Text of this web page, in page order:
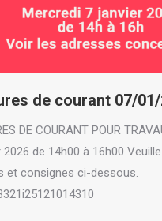
de courant 07/
DE COURANT POUR
2026 de 14h00 à 16h00
et consignes ci-dessous.